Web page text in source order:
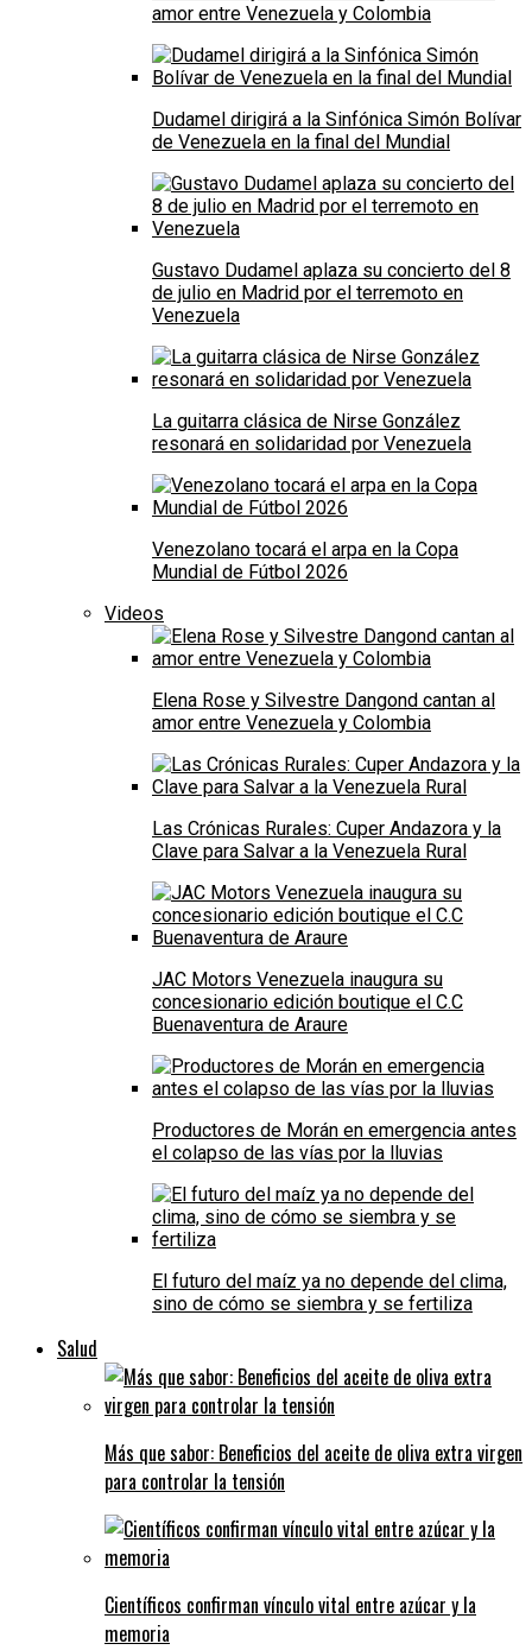
amor entre Venezuela y Colombia
Dudamel dirigirá a la Sinfónica Simón Bolívar
de Venezuela en la final del Mundial
Gustavo Dudamel aplaza su concierto del 8
de julio en Madrid por el terremoto en
Venezuela
La guitarra clásica de Nirse González
resonará en solidaridad por Venezuela
Venezolano tocará el arpa en la Copa
Mundial de Fútbol 2026
Videos
Elena Rose y Silvestre Dangond cantan al
amor entre Venezuela y Colombia
Las Crónicas Rurales: Cuper Andazora y la
Clave para Salvar a la Venezuela Rural
JAC Motors Venezuela inaugura su
concesionario edición boutique el C.C
Buenaventura de Araure
Productores de Morán en emergencia antes
el colapso de las vías por la lluvias
El futuro del maíz ya no depende del clima,
sino de cómo se siembra y se fertiliza
Salud
Más que sabor: Beneficios del aceite de oliva extra virgen
para controlar la tensión
Científicos confirman vínculo vital entre azúcar y la
memoria